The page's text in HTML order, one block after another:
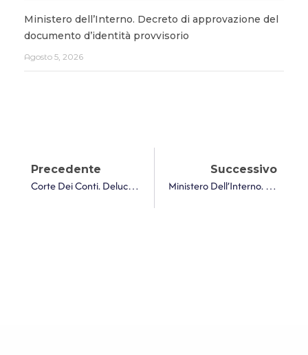
Ministero dell’Interno. Decreto di approvazione del
documento d’identità provvisorio
Agosto 5, 2026
Precedente
Corte Dei Conti. Delucidazioni Su Gestione E Valorizzazione Del Patrimonio Immobiliare
Successivo
Ministero Dell’Interno. Approvazione Delle Modalità Di Trasmissione Dell’istanza Per La Richiesta Di Contributo, Annualità 2025, Previsto Per La Copertura Delle Spese Di Progettazione